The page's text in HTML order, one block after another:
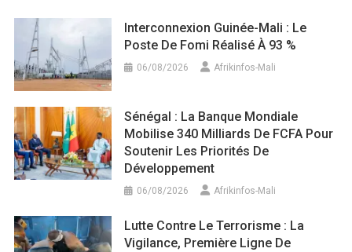
Interconnexion Guinée-Mali : Le
Poste De Fomi Réalisé À 93 %
06/08/2026 Afrikinfos-Mali
Sénégal : La Banque Mondiale
Mobilise 340 Milliards De FCFA Pour
Soutenir Les Priorités De
Développement
06/08/2026 Afrikinfos-Mali
Lutte Contre Le Terrorisme : La
Vigilance, Première Ligne De